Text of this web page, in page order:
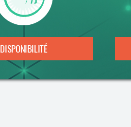
DISPONIBILITÉ